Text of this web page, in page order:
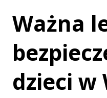
Ważna
dzieci w